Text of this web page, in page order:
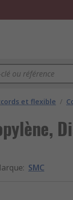
et flexible /
: SMC